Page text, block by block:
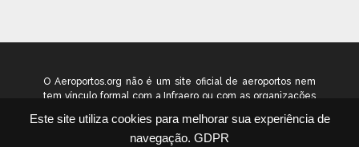
Este site utiliza cookies para melhorar sua experiência de
navegação. GDPR
O Aeroportos.org não é um site oficial de aeroportos nem
tem vínculo formal com a Infraero ou com as organizações
como um guia independente de informação voltado ao
público geral. © 2026 aeroportos.org – Todos os direitos